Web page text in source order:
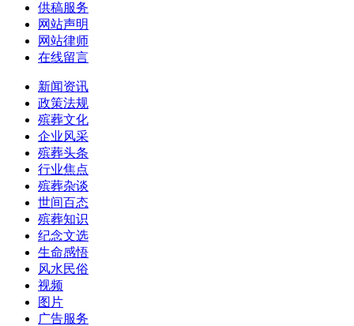
供稿服务
网站声明
网站律师
在线留言
新闻资讯
政策法规
殡葬文化
企业风采
殡葬头条
行业焦点
殡葬杂谈
世间百态
殡葬知识
纪念文选
生命感悟
风水民俗
视频
图片
广告服务